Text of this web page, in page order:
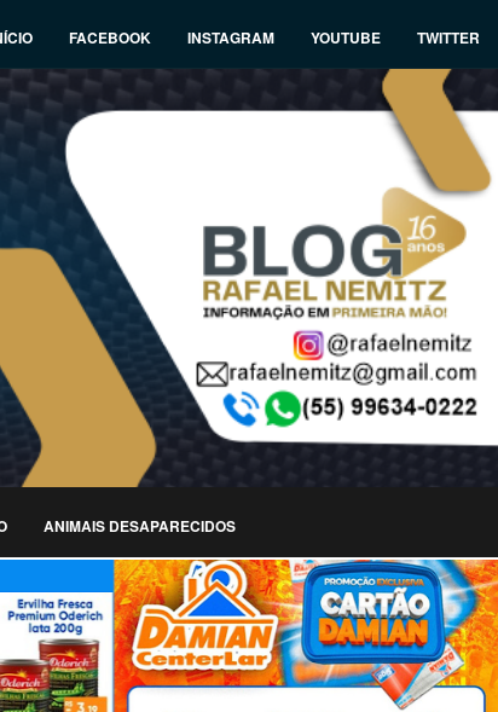
FACEBOOK INSTAGRAM YOUTUBE TWITTER
ANIMAIS DESAPARECIDOS